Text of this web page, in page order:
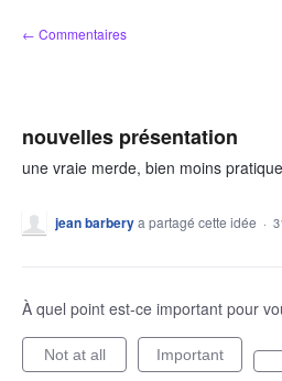
Aller
au
← Commentaires
nouvelles présentation
une vraie merde, bien moins
jean barberya partagé cette idée ·
À quel point est-ce important pour
Not at all Important